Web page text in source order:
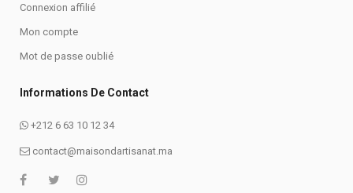
Connexion affilié
Mon compte
Mot de passe oublié
Informations De Contact
+212 6 63 10 12 34
contact@maisondartisanat.ma